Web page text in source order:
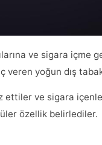
ve sigara içme
yoğun dış
ettiler ve sigara
özellik belirlediler.